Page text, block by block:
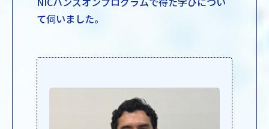
て伺いました。